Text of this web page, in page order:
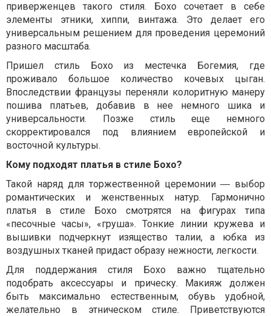
приверженцев такого стиля. Бохо сочетает в себе
элементы этники, хиппи, винтажа. Это делает его
универсальным решением для проведения церемоний
разного масштаба.
Пришел стиль Бохо из местечка Богемия, где
проживало большое количество кочевых цыган.
Впоследствии французы переняли колоритную манеру
пошива платьев, добавив в нее немного шика и
универсальности. Позже стиль еще немного
скорректировался под влиянием европейской и
восточной культуры.
Кому подходят платья в стиле Бохо?
Такой наряд для торжественной церемонии ― выбор
романтических и женственных натур. Гармонично
платья в стиле Бохо смотрятся на фигурах типа
«песочные часы», «груша». Тонкие линии кружева и
вышивки подчеркнут изящество талии, а юбка из
воздушных тканей придаст образу нежности, легкости.
Для поддержания стиля Бохо важно тщательно
подобрать аксессуары и прическу. Макияж должен
быть максимально естественным, обувь удобной,
желательно в этническом стиле. Приветствуются